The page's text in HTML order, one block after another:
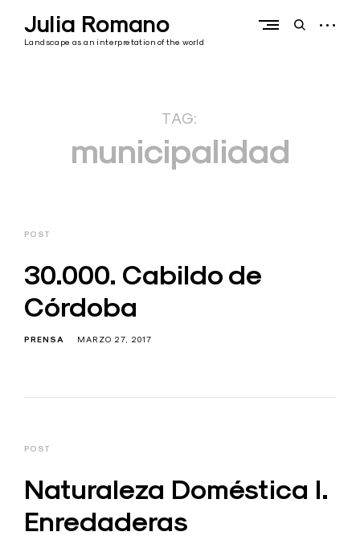
contentJulia Romano
Landscape as an interpretation of the world
openopen
TAG:
municipalidad
POST
30.000. Cabildo de
Córdoba
PRENSA MARZO 27, 2017
POST
Naturaleza Doméstica I.
Enredaderas